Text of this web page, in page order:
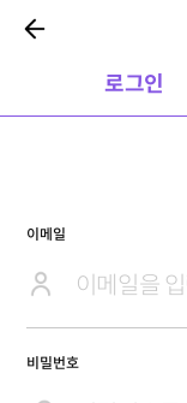
로그인
이메일
비밀번호